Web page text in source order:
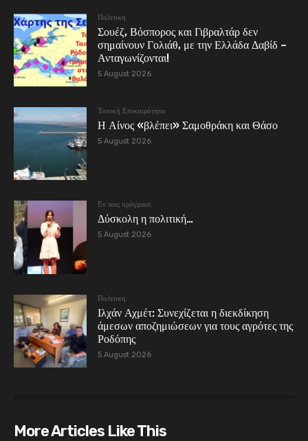
Πολιτικη
Σουέζ, Βόσπορος και Γιβραλτάρ δεν
σημαίνουν Γολιάθ, με την Ελλάδα Δαβίδ –
Ανταγωνίζονται!
5 August 2026
Τοπική Επικαιρότητα
Η Αίνος «βλέπει» Σαμοθράκη και Θάσο
5 August 2026
Εν τοις πράγμασι
Δύσκολη η πολιτική…
5 August 2026
Πολιτικη
Ιλχάν Αχμέτ: Συνεχίζεται η διεκδίκηση
άμεσων αποζημιώσεων για τους αγρότες της
Ροδόπης
5 August 2026
More Articles Like This